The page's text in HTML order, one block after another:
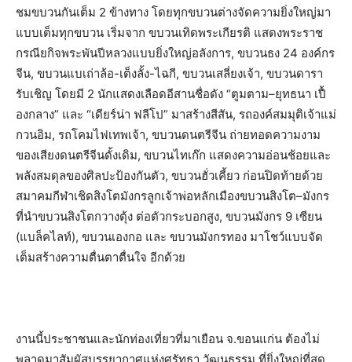
ชมขบวนกันเต็ม 2 ข้างทาง โดยทุกขบวนต่างจัดความยิ่งใหญ่มา
แบบเต็มทุกขบวน เริ่มจาก ขบวนเทิดพระเกียรติ แสดงพระราช
กรณียกิจพระพันปีหลวงแบบยิ่งใหญ่อลังการ, ขบวนธง 24 องค์กร
จีน, ขบวนแบเถ่าล้อ-เต็งลั้ง-ไฉกี, ขบวนเสลี่ยงเจ้า, ขบวนดารา
รับเชิญ โดยมี 2 นักแสดงเลือดอีสานชื่อดัง “ตูมตาม–ยุทธนา เปื้
องกลาง” และ “เดียร์น่า ฟลีโป” มาสร้างสีสัน, รถองค์สมมุติเจ้าแม่
กวนอิม, รถโคมไฟเทพเจ้า, ขบวนดนตรีจีน ถ่ายทอดความงาม
ของเสียงดนตรีจีนดั้งเดิม, ขบวนไทเก๊ก แสดงความอ่อนช้อยและ
พลังสมดุลของศิลปะป้องกันตัว, ขบวนฮั่วเคี้ยว ก่อนปิดท้ายด้วย
สมาคมกีฬาเชิดสิงโตมังกรลูกเจ้าพ่อหลักเมืองขบวนสิงโต–มังกร
ที่นำขบวนสิงโตกวางตุ้ง ต่อตัวกระบอกสูง, ขบวนมังกร 9 เซียน
(แบล็คไลท์), ขบวนเองกอ และ ขบวนมังกรทอง มาโชว์แบบจัด
เต็มสร้างความตื่นตาตื่นใจ อีกด้วย
งานนี้ประชาชนและนักท่องเที่ยวที่มาเยือน จ.ขอนแก่น ต้องไม่